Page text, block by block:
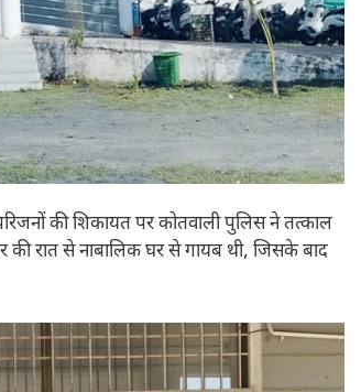
की शिकायत पर कोतवाली पुलिस ने तत्काल
की रात से नाबालिक घर से गायब थी, जिसके बाद